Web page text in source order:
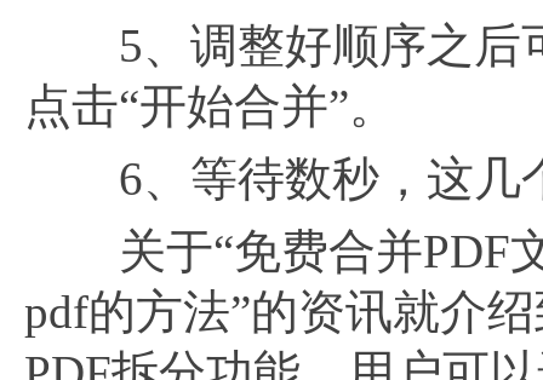
5、调整好顺序之后可
点击“开始合并”。
6、等待数秒，这几
关于“免费合并PDF
pdf的方法”的资讯就介